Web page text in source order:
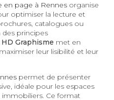
en page à Rennes organise
optimiser la lecture et
catalogues ou
des principes
HD Graphisme met en
leur lisibilité et leur
permet de présenter
idéale pour les espaces
Ce format